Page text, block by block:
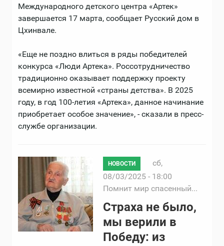
Международного детского центра «Артек»
завершается 17 марта, сообщает Русский дом в
Цхинвале.
«Еще не поздно влиться в ряды победителей
конкурса «Люди Артека». Россотрудничество
традиционно оказывает поддержку проекту
всемирно известной «страны детства». В 2025
году, в год 100-летия «Артека», данное начинание
приобретает особое значение», - сказали в пресс-
службе организации.
НОВОСТИ
сб,
08/03/2025 - 18:00
Помнит мир спасенный...
Страха не было,
мы верили в
Победу: из